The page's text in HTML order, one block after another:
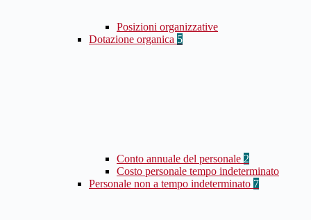
Posizioni organizzative
Dotazione organica 5
Conto annuale del personale 2
Costo personale tempo indeterminato
Personale non a tempo indeterminato 7